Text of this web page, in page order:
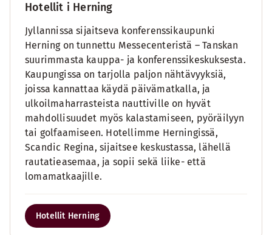
Hotellit i Herning
Jyllannissa sijaitseva konferenssikaupunki
Herning on tunnettu Messecenteristä – Tanskan
suurimmasta kauppa- ja konferenssikeskuksesta.
Kaupungissa on tarjolla paljon nähtävyyksiä,
joissa kannattaa käydä päivämatkalla, ja
ulkoilmaharrasteista nauttiville on hyvät
mahdollisuudet myös kalastamiseen, pyöräilyyn
tai golfaamiseen. Hotellimme Herningissä,
Scandic Regina, sijaitsee keskustassa, lähellä
rautatieasemaa, ja sopii sekä liike- että
lomamatkaajille.
Hotellit Herning